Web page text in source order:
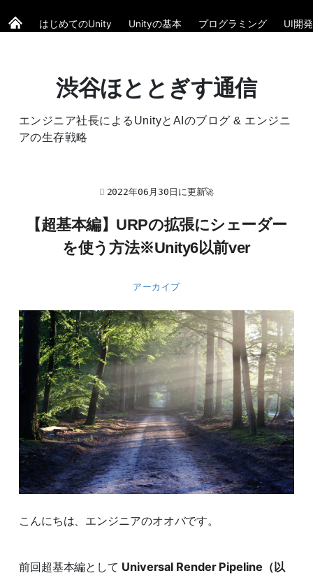
はじめてのUnity Unityの基本 プログラミング UI開発
渋谷ほととぎす通信
エンジニア社長によるUnityとAIのブログ & エンジニ
アの生存戦略
2022年06月30日に更新🚀
【超基本編】URPの拡張にシェーダー
を使う方法※Unity6以前ver
アーカイブ
こんにちは、エンジニアのオオバです。
前回超基本編として Universal Render Pipeline（以